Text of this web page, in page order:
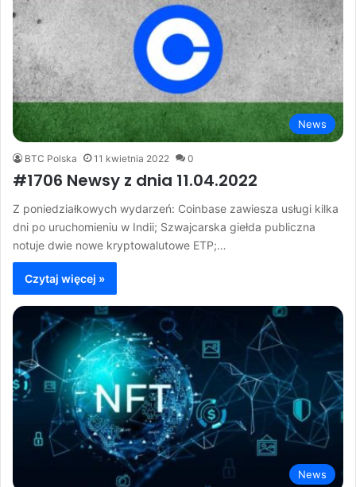
News
BTC Polska 11 kwietnia 2022 0
#1706 Newsy z dnia 11.04.2022
Z poniedziałkowych wydarzeń: Coinbase zawiesza usługi kilka
dni po uruchomieniu w Indii; Szwajcarska giełda publiczna
notuje dwie nowe kryptowalutowe ETP;…
Czytaj więcej »
News